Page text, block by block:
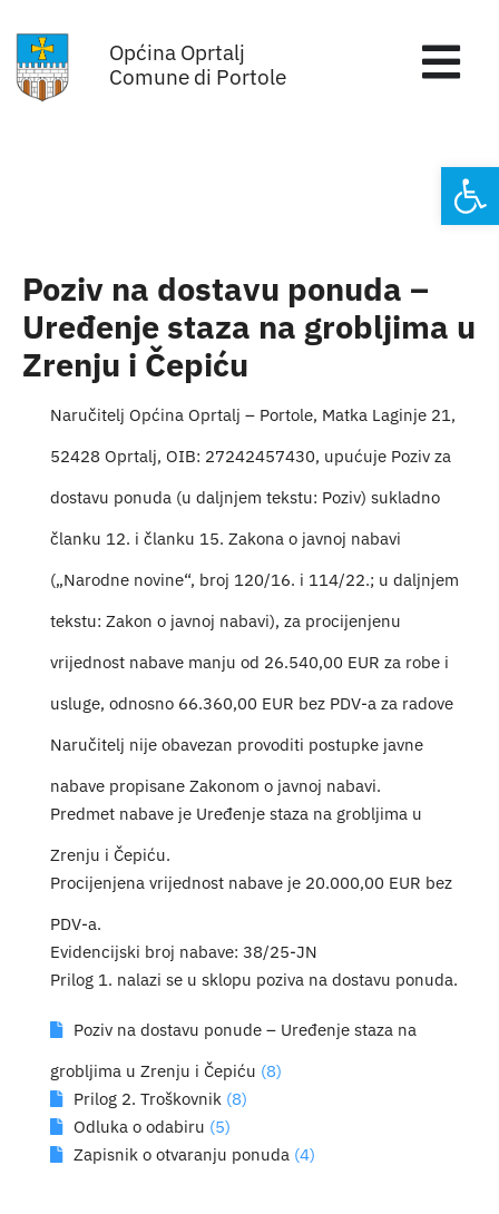
content
Općina Oprtalj
Comune di Portole
Sa sjednica vijeća
Za građane
Subjekti
Turistička ponuda
Događaji
Poziv na dostavu ponuda –
Uređenje staza na grobljima u
Zrenju i Čepiću
Naručitelj Općina Oprtalj – Portole, Matka Laginje 21,
52428 Oprtalj, OIB: 27242457430, upućuje Poziv za
dostavu ponuda (u daljnjem tekstu: Poziv) sukladno
članku 12. i članku 15. Zakona o javnoj nabavi
(„Narodne novine“, broj 120/16. i 114/22.; u daljnjem
tekstu: Zakon o javnoj nabavi), za procijenjenu
vrijednost nabave manju od 26.540,00 EUR za robe i
usluge, odnosno 66.360,00 EUR bez PDV-a za radove
Naručitelj nije obavezan provoditi postupke javne
nabave propisane Zakonom o javnoj nabavi.
Predmet nabave je Uređenje staza na grobljima u
Zrenju i Čepiću.
Procijenjena vrijednost nabave je 20.000,00 EUR bez
PDV-a.
Evidencijski broj nabave: 38/25-JN
Prilog 1. nalazi se u sklopu poziva na dostavu ponuda.
Poziv na dostavu ponude – Uređenje staza na
grobljima u Zrenju i Čepiću (8)
Prilog 2. Troškovnik (8)
Odluka o odabiru (5)
Zapisnik o otvaranju ponuda (4)